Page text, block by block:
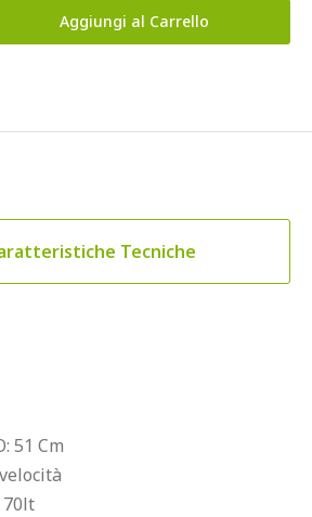
Aggiungi al Carrello
Tecniche
51 Cm
70lt